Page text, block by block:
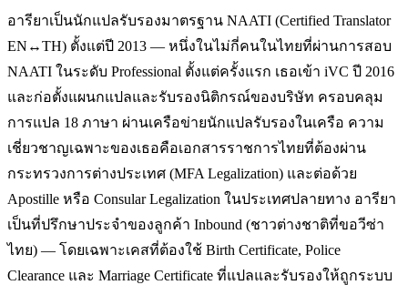
อารียาเป็นนักแปลรับรองมาตรฐาน NAATI (Certified Translator
EN↔TH) ตั้งแต่ปี 2013 — หนึ่งในไม่กี่คนในไทยที่ผ่านการสอบ
NAATI ในระดับ Professional ตั้งแต่ครั้งแรก เธอเข้า iVC ปี 2016
และก่อตั้งแผนกแปลและรับรองนิติกรณ์ของบริษัท ครอบคลุม
การแปล 18 ภาษา ผ่านเครือข่ายนักแปลรับรองในเครือ ความ
เชี่ยวชาญเฉพาะของเธอคือเอกสารราชการไทยที่ต้องผ่าน
กระทรวงการต่างประเทศ (MFA Legalization) และต่อด้วย
Apostille หรือ Consular Legalization ในประเทศปลายทาง อารียา
เป็นที่ปรึกษาประจำของลูกค้า Inbound (ชาวต่างชาติที่ขอวีซ่า
ไทย) — โดยเฉพาะเคสที่ต้องใช้ Birth Certificate, Police
Clearance และ Marriage Certificate ที่แปลและรับรองให้ถูกระบบ